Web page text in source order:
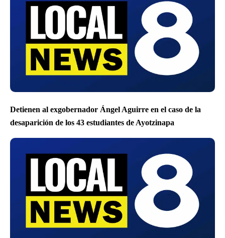
Detienen al exgobernador Ángel Aguirre en el caso de la
desaparición de los 43 estudiantes de Ayotzinapa